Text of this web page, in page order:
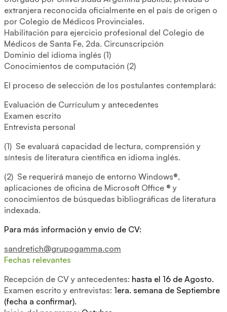
extranjera reconocida oficialmente en el país de origen o
por Colegio de Médicos Provinciales.
Habilitación para ejercicio profesional del Colegio de
Médicos de Santa Fe, 2da. Circunscripción
Dominio del idioma inglés (1)
Conocimientos de computación (2)
El proceso de selección de los postulantes contemplará:
Evaluación de Currículum y antecedentes
Examen escrito
Entrevista personal
(1) Se evaluará capacidad de lectura, comprensión y
síntesis de literatura científica en idioma inglés.
(2) Se requerirá manejo de entorno Windows®,
aplicaciones de oficina de Microsoft Office ® y
conocimientos de búsquedas bibliográficas de literatura
indexada.
Para más información y envío de CV:
sandretich@grupogamma.com
Fechas relevantes
Recepción de CV y antecedentes: hasta el 16 de Agosto.
Examen escrito y entrevistas: 1era. semana de Septiembre
(fecha a confirmar).